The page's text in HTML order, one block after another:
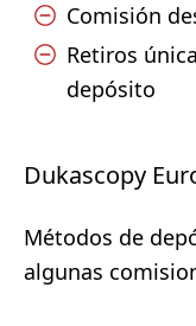
Comisión
Retiros
depósito
Dukascopy
Métodos de
algunas